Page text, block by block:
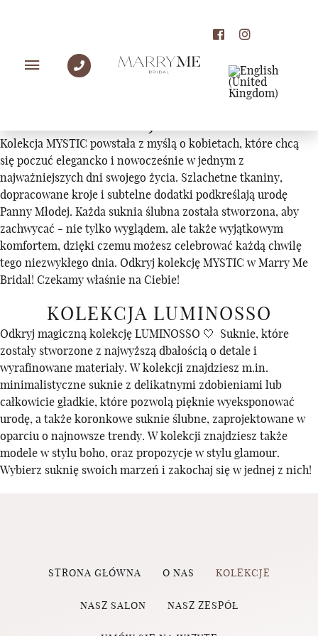
KOLEKCJE
Kolekcja MYSTIC powstała z myślą o kobietach, które chcą
się poczuć elegancko i nowocześnie w jednym z
najważniejszych dni swojego życia. Szlachetne tkaniny,
dopracowane kroje i subtelne dodatki podkreślają urodę
Panny Młodej. Każda suknia ślubna została stworzona, aby
zachwycać - nie tylko wyglądem, ale także wyjątkowym
komfortem, dzięki czemu możesz celebrować każdą chwilę
tego niezwykłego dnia. Odkryj kolekcję MYSTIC w Marry Me
Bridal! Czekamy właśnie na Ciebie!
KOLEKCJA LUMINOSSO
Odkryj magiczną kolekcję LUMINOSSO 🤍 Suknie, które
zostały stworzone z najwyższą dbałością o detale i
wyrafinowane materiały. W kolekcji znajdziesz m.in.
minimalistyczne suknie z delikatnymi zdobieniami lub
całkowicie gładkie, które pozwolą pięknie wyeksponować
urodę, a także koronkowe suknie ślubne, zaprojektowane w
oparciu o najnowsze trendy. W kolekcji znajdziesz także
modele w stylu boho, oraz propozycje w stylu glamour.
Wybierz suknię swoich marzeń i zakochaj się w jednej z nich!
STRONA GŁÓWNA O NAS KOLEKCJE
NASZ SALON NASZ ZESPÓŁ